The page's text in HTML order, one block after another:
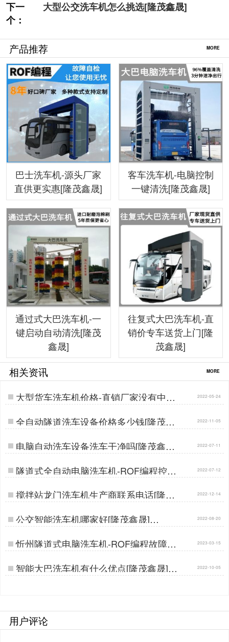
下一
个：
大型公交洗车机怎么挑选[隆茂鑫晟]
产品推荐 MORE
巴士洗车机-源头厂家
直供更实惠[隆茂鑫晟]
客车洗车机-电脑控制
一键清洗[隆茂鑫晟]
通过式大巴洗车机-一
键启动自动清洗[隆茂
鑫晟]
往复式大巴洗车机-直
销价专车送货上门[隆
茂鑫晟]
相关资讯 MORE
大型货车洗车机价格-直销厂家没有中间
商环节[隆茂鑫晟]…
2022-05-24
全自动隧道洗车设备价格多少钱[隆茂鑫
晟]…
2022-11-05
电脑自动洗车设备洗车干净吗[隆茂鑫晟]
…
2022-07-11
隧道式全自动电脑洗车机-ROF编程控制
自动清洗[隆茂鑫晟]…
2022-07-12
搅拌站龙门洗车机生产商联系电话[隆茂
鑫晟]…
2022-12-14
公交智能洗车机哪家好[隆茂鑫晟]… 2022-08-20
忻州隧道式电脑洗车机-ROF编程故障自
检使用无忧[隆茂鑫晟]…
2023-03-15
智能大巴洗车机有什么优点[隆茂鑫晟]… 2022-10-05
用户评论